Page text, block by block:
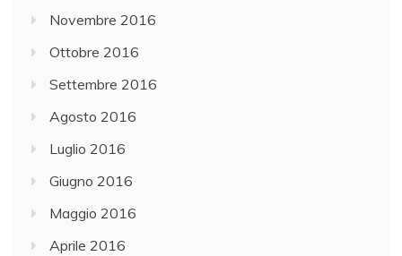
Novembre 2016
Ottobre 2016
Settembre 2016
Agosto 2016
Luglio 2016
Giugno 2016
Maggio 2016
Aprile 2016